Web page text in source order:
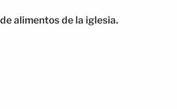
alimentos de la iglesia.